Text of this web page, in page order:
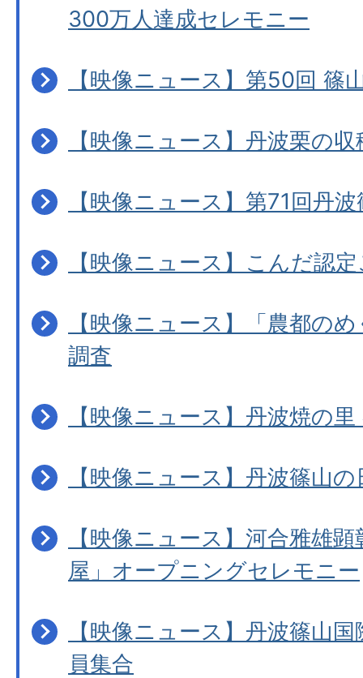
300万人達成セレモニー
【映像ニュース】第50回 篠
【映像ニュース】丹波栗の
【映像ニュース】第71回丹
【映像ニュース】こんだ認
【映像ニュース】「農都の
調査
【映像ニュース】丹波焼の
【映像ニュース】丹波篠山
【映像ニュース】河合雅雄
屋」オープニングセレモニー
【映像ニュース】丹波篠山
員集合